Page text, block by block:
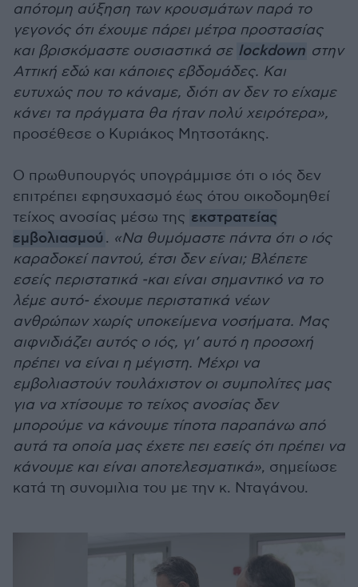
απότομη αύξηση των κρουσμάτων παρά το
γεγονός ότι έχουμε πάρει μέτρα προστασίας
και βρισκόμαστε ουσιαστικά σε lockdown στην
Αττική εδώ και κάποιες εβδομάδες. Και
ευτυχώς που το κάναμε, διότι αν δεν το είχαμε
κάνει τα πράγματα θα ήταν πολύ χειρότερα»,
προσέθεσε ο Κυριάκος Μητσοτάκης.
Ο πρωθυπουργός υπογράμμισε ότι ο ιός δεν
επιτρέπει εφησυχασμό έως ότου οικοδομηθεί
τείχος ανοσίας μέσω της εκστρατείας
εμβολιασμού . «Να θυμόμαστε πάντα ότι ο ιός
καραδοκεί παντού, έτσι δεν είναι; Βλέπετε
εσείς περιστατικά -και είναι σημαντικό να το
λέμε αυτό- έχουμε περιστατικά νέων
ανθρώπων χωρίς υποκείμενα νοσήματα. Μας
αιφνιδιάζει αυτός ο ιός, γι’ αυτό η προσοχή
πρέπει να είναι η μέγιστη. Μέχρι να
εμβολιαστούν τουλάχιστον οι συμπολίτες μας
για να χτίσουμε το τείχος ανοσίας δεν
μπορούμε να κάνουμε τίποτα παραπάνω από
αυτά τα οποία μας έχετε πει εσείς ότι πρέπει να
κάνουμε και είναι αποτελεσματικά», σημείωσε
κατά τη συνομιλια του με την κ. Νταγάνου.